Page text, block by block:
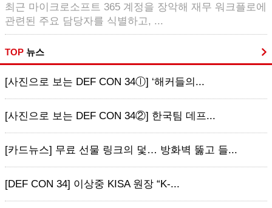
최근 마이크로소프트 365 계정을 장악해 재무 워크플로에
관련된 주요 담당자를 식별하고, ...
TOP 뉴스
[사진으로 보는 DEF CON 34ⓛ] ‘해커들의...
[사진으로 보는 DEF CON 34②] 한국팀 데프...
[카드뉴스] 무료 선물 링크의 덫… 방화벽 뚫고 들...
[DEF CON 34] 이상중 KISA 원장 “K-...